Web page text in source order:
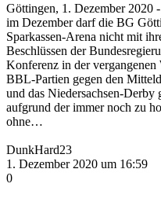
Göttingen, 1. Dezember 2020
im Dezember darf die BG
Sparkassen-Arena nicht mit
Beschlüssen der
Konferenz in der vergangenen
BBL-Partien gegen den
und das Niedersachsen-
aufgrund der immer noch zu
ohne…
DunkHard23
1. Dezember 2020 um 16:59
0